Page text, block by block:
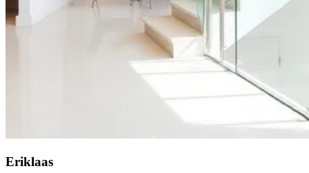
Eriklaas